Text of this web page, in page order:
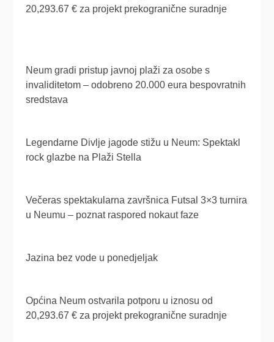
20,293.67 € za projekt prekogranične suradnje
Neum gradi pristup javnoj plaži za osobe s
invaliditetom – odobreno 20.000 eura bespovratnih
sredstava
Legendarne Divlje jagode stižu u Neum: Spektakl
rock glazbe na Plaži Stella
Večeras spektakularna završnica Futsal 3×3 turnira
u Neumu – poznat raspored nokaut faze
Jazina bez vode u ponedjeljak
Općina Neum ostvarila potporu u iznosu od
20,293.67 € za projekt prekogranične suradnje